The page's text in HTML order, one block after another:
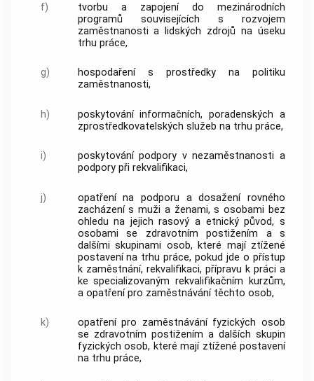
f)
tvorbu a zapojení do mezinárodních
programů souvisejících s rozvojem
zaměstnanosti a lidských zdrojů na úseku
trhu práce,
g)
hospodaření s prostředky na politiku
zaměstnanosti,
h)
poskytování informačních, poradenských a
zprostředkovatelských služeb na trhu práce,
i)
poskytování podpory v nezaměstnanosti a
podpory při rekvalifikaci,
j)
opatření na podporu a dosažení rovného
zacházení s muži a ženami, s osobami bez
ohledu na jejich rasový a etnický původ, s
osobami se zdravotním postižením a s
dalšími skupinami osob, které mají ztížené
postavení na trhu práce, pokud jde o přístup
k zaměstnání, rekvalifikaci, přípravu k práci a
ke specializovaným rekvalifikačním kurzům,
a opatření pro zaměstnávání těchto osob,
k)
opatření pro zaměstnávání fyzických osob
se zdravotním postižením a dalších skupin
fyzických osob, které mají ztížené postavení
na trhu práce,